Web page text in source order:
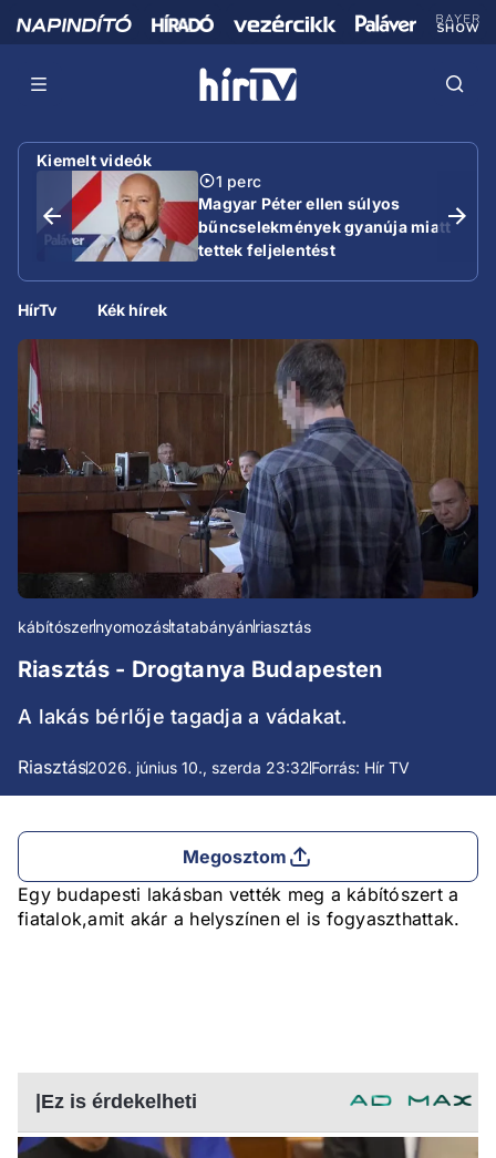
Kiemelt videók
1 perc
Magyar Péter ellen súlyos
bűncselekmények gyanúja miatt
tettek feljelentést
HírTv Kék hírek
kábítószernyomozástatabányánriasztás
Riasztás - Drogtanya Budapesten
A lakás bérlője tagadja a vádakat.
Riasztás2026. június 10., szerda 23:32Forrás: Hír TV
Megosztom
Egy budapesti lakásban vették meg a kábítószert a
fiatalok,amit akár a helyszínen el is fogyaszthattak.